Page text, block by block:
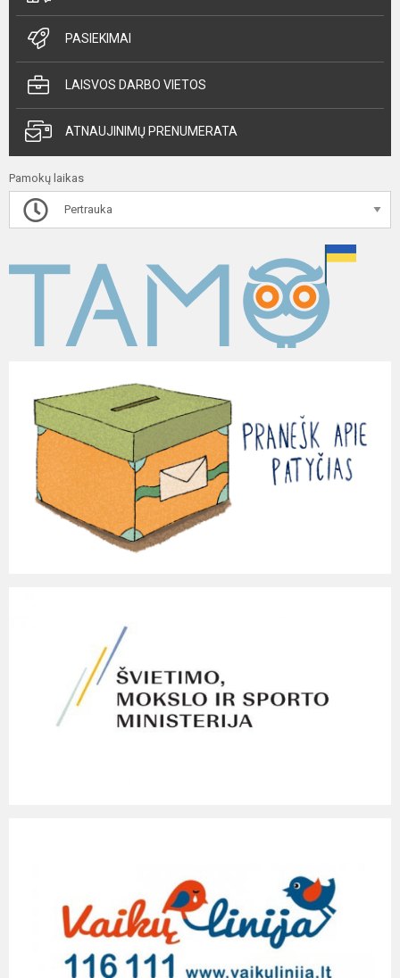
PASIEKIMAI
LAISVOS DARBO VIETOS
ATNAUJINIMŲ PRENUMERATA
Pamokų laikas
Pertrauka